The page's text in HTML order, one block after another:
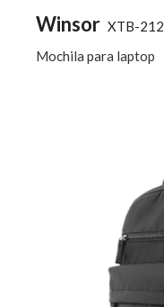
Winsor XTB-212
Mochila para laptop